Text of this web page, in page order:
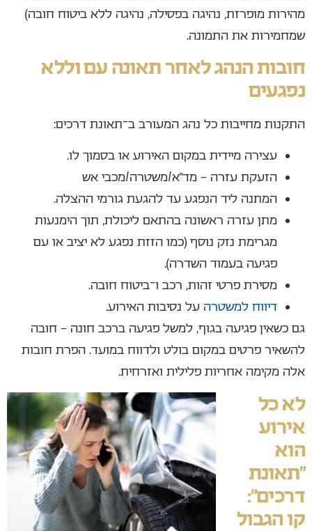
מהירות מופרזת, נהיגה בפסילה, נהיגה ללא ביטוח חובה)
שמחמירות את התמונה.
חובות הנהג לאחר תאונה עם וללא
נפגעים
התקנות מחייבות כל נהג המעורב ב־תאונת דרכים:
עצירה מיידית במקום האירוע או בסמוך לו.
הזעקת עזרה – מד״א/משטרה/מכבי אש
המתנה ליד הנפגע עד להגעת גורמי ההצלה.
מתן עזרה ראשונה בהתאם ליכולת, תוך הימנעות
מגרימת נזק נוסף (כמו הזזת נפגע לא יציב או עם
פגיעה בעמוד השדרה).
מסירת פרטי זהות, רכב ו־ביטוח חובה.
דיווח למשטרה על נסיבות האירוע.
גם כשאין פגיעה בגוף, למשל פגיעה ברכב חונה – חובה
להשאיר פרטים במקום בולט ולדווח במועד. הפרת חובות
אלה מקימה אחריות פלילית ואזרחית.
לא כל
אירוע
הוא
“תאונת
דרכים”:
קו הגבול